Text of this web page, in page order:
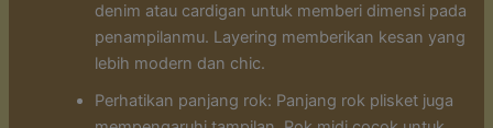
denim atau cardigan untuk memberi dimensi pada
penampilanmu. Layering memberikan kesan yang
lebih modern dan chic.
Perhatikan panjang rok: Panjang rok plisket juga